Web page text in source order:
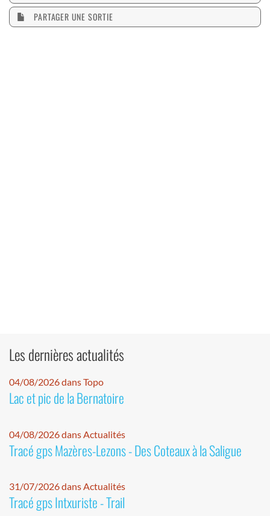
PARTAGER UNE SORTIE
Les dernières actualités
04/08/2026 dans Topo
Lac et pic de la Bernatoire
04/08/2026 dans Actualités
Tracé gps Mazères-Lezons - Des Coteaux à la Saligue
31/07/2026 dans Actualités
Tracé gps Intxuriste - Trail